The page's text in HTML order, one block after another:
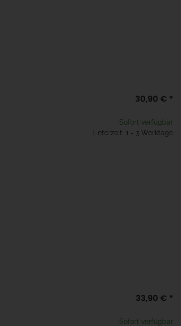
30,90 € *
Sofort verfügbar
Lieferzeit: 1 - 3 Werktage
33,90 € *
Sofort verfügbar